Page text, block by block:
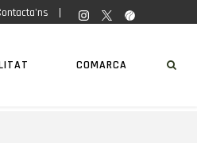
COMARCA